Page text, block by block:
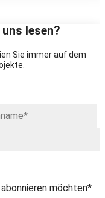
lesen?
Sie immer auf dem
möchten*